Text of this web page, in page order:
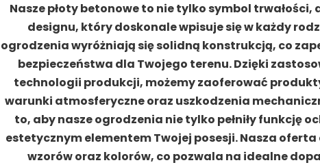
Nasze płoty betonowe to nie tylko symbol
designu, który doskonale wpisuje się w każdy
ogrodzenia wyróżniają się solidną konstrukcją, co
bezpieczeństwa dla Twojego terenu. Dzięki
technologii produkcji, możemy zaoferować
warunki atmosferyczne oraz uszkodzenia
to, aby nasze ogrodzenia nie tylko pełniły funkcję
estetycznym elementem Twojej posesji. Nasza
wzorów oraz kolorów, co pozwala na idealne